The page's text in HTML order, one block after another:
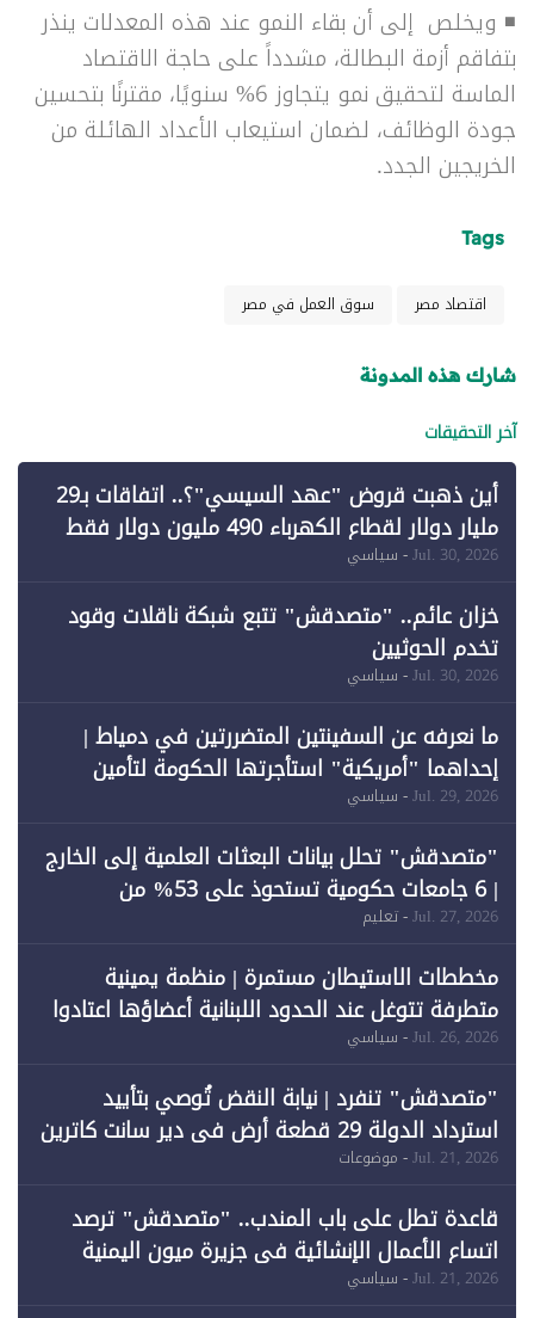
◾ ويخلص إلى أن بقاء النمو عند هذه المعدلات ينذر
بتفاقم أزمة البطالة، مشدداً على حاجة الاقتصاد
الماسة لتحقيق نمو يتجاوز 6% سنويًا، مقترنًا بتحسين
جودة الوظائف، لضمان استيعاب الأعداد الهائلة من
الخريجين الجدد.
Tags
اقتصاد مصر سوق العمل في مصر
شارك هذه المدونة
آخر التحقيقات
أين ذهبت قروض "عهد السيسي"؟.. اتفاقات بـ29
مليار دولار لقطاع الكهرباء 490 مليون دولار فقط
لـ"الطاقة المتجددة" (1)
Jul. 30, 2026- سياسي
خزان عائم.. "متصدقش" تتبع شبكة ناقلات وقود
تخدم الحوثيين
Jul. 30, 2026- سياسي
ما نعرفه عن السفينتين المتضررتين في دمياط |
إحداهما "أمريكية" استأجرتها الحكومة لتأمين
احتياجات الطاقة
Jul. 29, 2026- سياسي
"متصدقش" تحلل بيانات البعثات العلمية إلى الخارج
| 6 جامعات حكومية تستحوذ على 53% من
Jul. 27, 2026- تعليم
مخططات الاستيطان مستمرة | منظمة يمينية
متطرفة تتوغل عند الحدود اللبنانية أعضاؤها اعتادوا
خرق الحدود
Jul. 26, 2026- سياسي
"متصدقش" تنفرد | نيابة النقض تُوصي بتأييد
استرداد الدولة 29 قطعة أرض في دير سانت كاترين
وقبول طعن الحكومة جزئيًا (1)
Jul. 21, 2026- موضوعات
قاعدة تطل على باب المندب.. "متصدقش" ترصد
اتساع الأعمال الإنشائية في جزيرة ميون اليمنية
Jul. 21, 2026- سياسي